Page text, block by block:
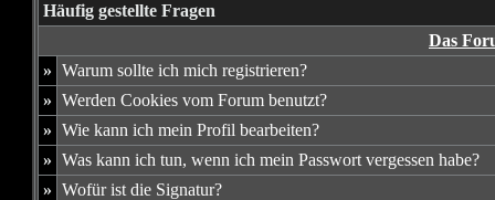
Häufig gestellte Fragen
Das
» Warum sollte ich mich registrieren?
» Werden Cookies vom Forum benutzt?
» Wie kann ich mein Profil bearbeiten?
» Was kann ich tun, wenn ich mein Passwort vergessen habe?
» Wofür ist die Signatur?